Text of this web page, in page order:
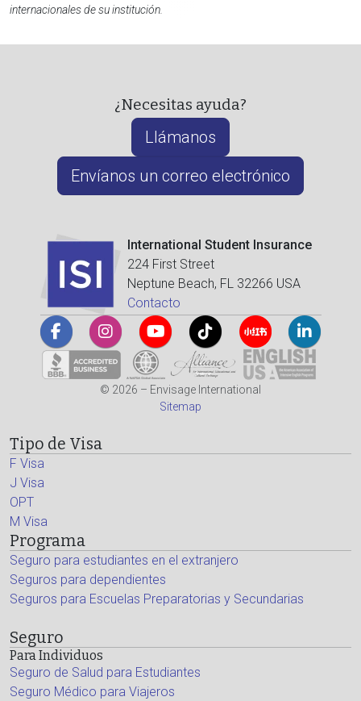
internacionales de su institución.
¿Necesitas ayuda?
Llámanos
Envíanos un correo electrónico
International Student Insurance
224 First Street
Neptune Beach, FL 32266 USA
Contacto
© 2026 – Envisage International
Sitemap
Tipo de Visa
F Visa
J Visa
OPT
M Visa
Programa
Seguro para estudiantes en el extranjero
Seguros para dependientes
Seguros para Escuelas Preparatorias y Secundarias
Seguro
Para Individuos
Seguro de Salud para Estudiantes
Seguro Médico para Viajeros